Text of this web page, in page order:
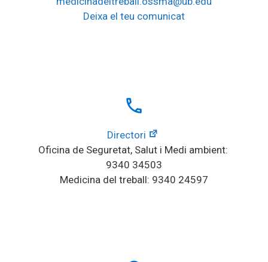
Deixa el teu comunicat
local_phone
Directori
Oficina de Seguretat, Salut i Medi ambient:
9340 34503
Medicina del treball: 9340 24597